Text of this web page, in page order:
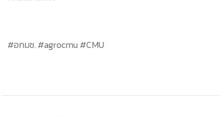
#อกมช. #agrocmu #CMU